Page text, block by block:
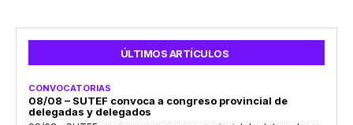
ÚLTIMOS ARTÍCULOS
CONVOCATORIAS
08/08 – SUTEF convoca a congreso provincial de
delegadas y delegados